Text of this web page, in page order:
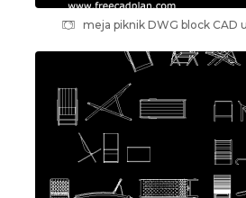
meja piknik DWG block CAD